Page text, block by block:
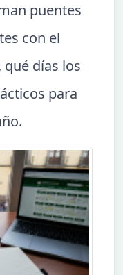
puentes
con el
qué días los
para